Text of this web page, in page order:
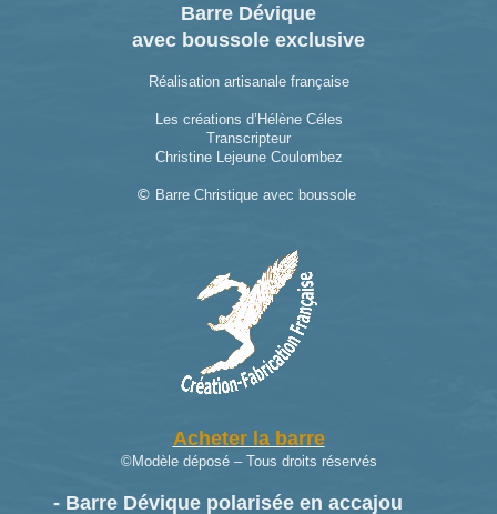
Barre Dévique
avec boussole exclusive
Réalisation artisanale française
Les créations d’Hélène Céles
Transcripteur
Christine Lejeune Coulombez
© Barre Christique avec boussole
Acheter la barre
©Modèle déposé – Tous droits réservés
- Barre Dévique polarisée en accajou